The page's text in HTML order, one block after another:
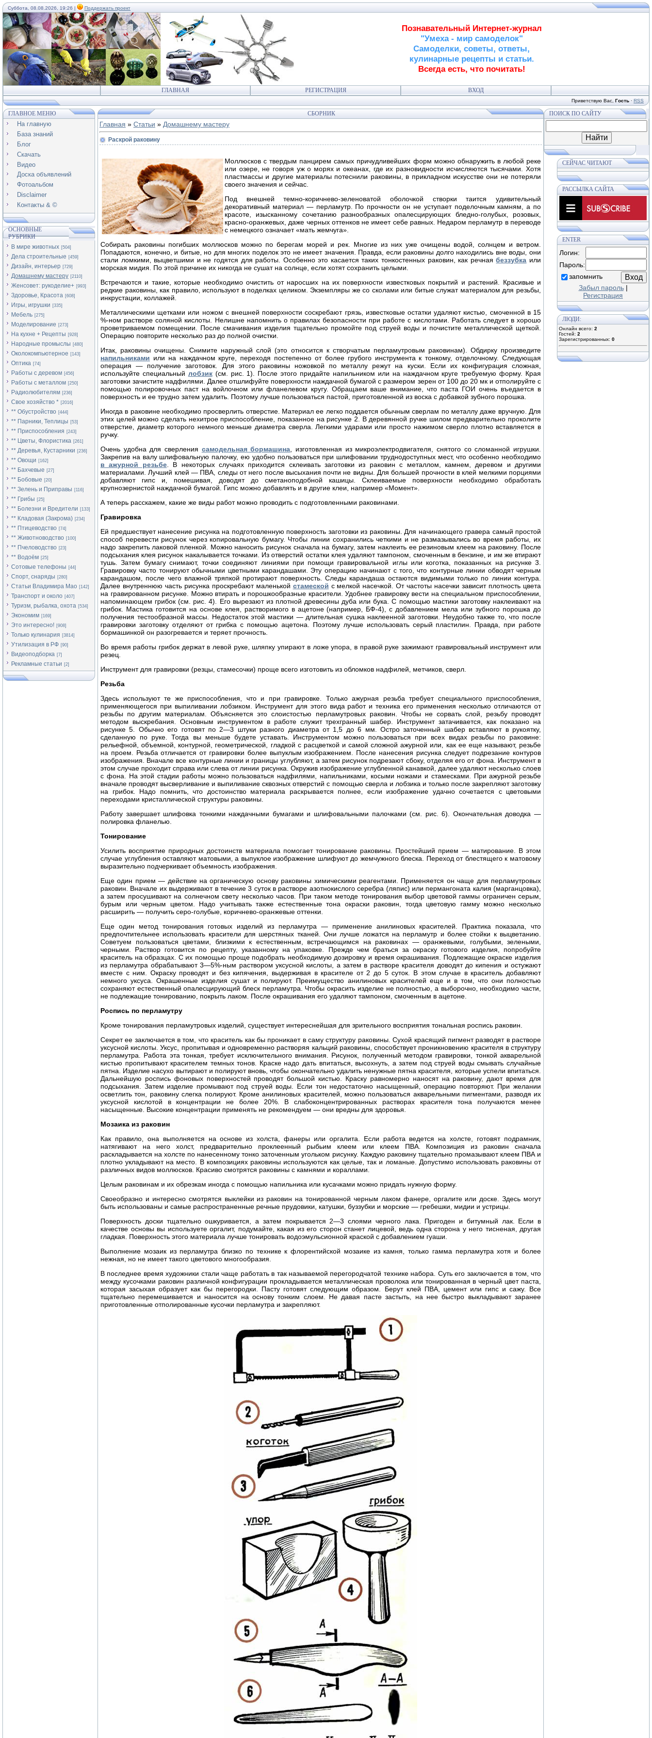
Суббота, 08.08.2026, 19:26 | Поддержать проект
Познавательный Интернет-журнал
"Умеха - мир самоделок"
Самоделки, советы, ответы,
кулинарные рецепты и статьи.
Всегда есть, что почитать!
ГЛАВНАЯ РЕГИСТРАЦИЯ ВХОД
Приветствую Вас Гость · RSS
ГЛАВНОЕ МЕНЮ
На главную
База знаний
Блог
Скачать
Видео
Доска объявлений
Фотоальбом
Disclaimer
Контакты & ©
ОСНОВНЫЕ
РУБРИКИ
В мире животных [504]
Дела строительные [459]
Дизайн, интерьер [729]
Домашнему мастеру [2110]
Женсовет: рукоделие+ [993]
Здоровье, Красота [608]
Игры, игрушки [335]
Мебель [275]
Моделирование [273]
На кухне + Рецепты [928]
Народные промыслы [480]
Околокомпьютерное [143]
Оптика [74]
Работы с деревом [456]
Работы с металлом [250]
Радиолюбителям [236]
Свое хозяйство * [2016]
** Обустройство [444]
** Парники, Теплицы [53]
** Приспособления [243]
** Цветы, Флористика [261]
** Деревья, Кустарники [236]
** Овощи [162]
** Бахчевые [27]
** Бобовые [20]
** Зелень и Приправы [116]
** Грибы [25]
** Болезни и Вредители [133]
** Кладовая (Закрома) [234]
** Птицеводство [74]
** Животноводство [100]
** Пчеловодство [23]
** Водоём [25]
Сотовые телефоны [44]
Спорт, снаряды [280]
Статьи Владимира Мао [142]
Транспорт и около [407]
Туризм, рыбалка, охота [534]
Экономим [169]
Это интересно! [908]
Только кулинария [3814]
Утилизация в РФ [90]
Видеоподборка [7]
Рекламные статьи [2]
СБОРНИК
Главная » Статьи » Домашнему мастеру
Раскрой раковину
Моллюсков с твердым панцирем самых причудливейших форм можно обнаружить в любой реке
или озере, не говоря уж о морях и океанах, где их разновидности исчисляются тысячами. Хотя
пластмассы и другие материалы потеснили раковины, в прикладном искусстве они не потеряли
своего значения и сейчас.
Под внешней темно-коричнево-зеленоватой оболочкой створки таится удивительный
декоративный материал — перламутр. По прочности он не уступает поделочным камням, а по
красоте, изысканному сочетанию разнообразных опалесцирующих бледно-голубых, розовых,
красно-оранжевых, даже черных оттенков не имеет себе равных. Недаром перламутр в переводе
с немецкого означает «мать жемчуга».
Собирать раковины погибших моллюсков можно по берегам морей и рек. Многие из них уже очищены водой, солнцем и ветром.
Попадаются, конечно, и битые, но для многих поделок это не имеет значения. Правда, если раковины долго находились вне воды, они
стали ломкими, выцветшими и не годятся для работы. Особенно это касается таких тонкостенных раковин, как речнаябеззубка или
морская мидия. По этой причине их никогда не сушат на солнце, если хотят сохранить целыми.
Встречаются и такие, которые необходимо очистить от наросших на их поверхности известковых покрытий и растений. Красивые и
редкие раковины, как правило, используют в поделках целиком. Экземпляры же со сколами или битые служат материалом для резьбы,
инкрустации, коллажей.
Металлическими щетками или ножом с внешней поверхности соскребают грязь, известковые остатки удаляют кистью, смоченной в 15
%-ном растворе соляной кислоты. Нелишне напомнить о правилах безопасности при работе с кислотами. Работать следует в хорошо
проветриваемом помещении. После смачивания изделия тщательно промойте под струей воды и почистите металлической щеткой.
Операцию повторите несколько раз до полной очистки.
Итак, раковины очищены. Снимите наружный слой (это относится к створчатым перламутровым раковинам). Обдирку произведите
напильниками или на наждачном круге, переходя постепенно от более грубого инструмента к тонкому, отделочному. Следующая
операция — получение заготовок. Для этого раковины ножовкой по металлу режут на куски. Если их конфигурация сложная,
используйте специальный лобзик(см. рис. 1). После этого придайте напильником или на наждачном круге требуемую форму. Края
заготовки зачистите надфилями. Далее отшлифуйте поверхности наждачной бумагой с размером зерен от 100 до 20 мк и отполируйте с
помощью полировочных паст на войлочном или фланелевом кругу. Обращаем ваше внимание, что паста ГОИ очень въедается в
поверхность и ее трудно затем удалить. Поэтому лучше пользоваться пастой, приготовленной из воска с добавкой зубного порошка.
Иногда в раковине необходимо просверлить отверстие. Материал ее легко поддается обычным сверлам по металлу даже вручную. Для
этих целей можно сделать нехитрое приспособление, показанное на рисунке 2. В деревянной ручке шилом предварительно проколите
отверстие, диаметр которого немного меньше диаметра сверла. Легкими ударами или просто нажимом сверло плотно вставляется в
ручку.
Очень удобна для сверления самодельная бормашина , изготовленная из микроэлектродвигателя, снятого со сломанной игрушки.
Закрепив на валу шлифовальную палочку, ею удобно пользоваться при шлифовании труднодоступных мест, что особенно необходимо
в ажурной резьбе. В некоторых случаях приходится склеивать заготовки из раковин с металлом, камнем, деревом и другими
материалами. Лучший клей — ПВА, следы от него после высыхания почти не видны. Для большей прочности в клей мелкими порциями
добавляют гипс и, помешивая, доводят до сметаноподобной кашицы. Склеиваемые поверхности необходимо обработать
крупнозернистой наждачной бумагой. Гипс можно добавлять и в другие клеи, например «Момент».
А теперь расскажем, какие же виды работ можно проводить с подготовленными раковинами.
Гравировка
Ей предшествует нанесение рисунка на подготовленную поверхность заготовки из раковины. Для начинающего гравера самый простой
способ перевести рисунок через копировальную бумагу. Чтобы линии сохранились четкими и не размазывались во время работы, их
надо закрепить лаковой пленкой. Можно наносить рисунок сначала на бумагу, затем наклеить ее резиновым клеем на раковину. После
подсыхания клея рисунок накалывается точками. Из отверстий остатки клея удаляют тампоном, смоченным в бензине, и им же втирают
тушь. Затем бумагу снимают, точки соединяют линиями при помощи гравировальной иглы или коготка, показанных на рисунке 3.
Гравировку часто тонируют обычными цветными карандашами. Эту операцию начинают с того, что контурные линии обводят черным
карандашом, после чего влажной тряпкой протирают поверхность. Следы карандаша остаются видимыми только по линии контура.
Далее внутреннюю часть рисунка проскребают маленькой стамеской с мелкой насечкой. От частоты насечки зависит плотность цвета
на гравированном рисунке. Можно втирать и порошкообразные красители. Удобнее гравировку вести на специальном приспособлении,
напоминающем грибок (см. рис. 4). Его вырезают из плотной древесины дуба или бука. С помощью мастики заготовку наклеивают на
грибок. Мастика готовится на основе клея, растворимого в ацетоне (например, БФ-4), с добавлением мела или зубного порошка до
получения тестообразной массы. Недостаток этой мастики — длительная сушка наклеенной заготовки. Неудобно также то, что после
гравировки заготовку отделяют от грибка с помощью ацетона. Поэтому лучше использовать серый пластилин. Правда, при работе
бормашинкой он разогревается и теряет прочность.
Во время работы грибок держат в левой руке, шляпку упирают в ложе упора, в правой руке зажимают гравировальный инструмент или
резец.
Инструмент для гравировки (резцы, стамесочки) проще всего изготовить из обломков надфилей, метчиков, сверл.
Резьба
Здесь используют те же приспособления, что и при гравировке. Только ажурная резьба требует специального приспособления,
применяющегося при выпиливании лобзиком. Инструмент для этого вида работ и техника его применения несколько отличаются от
резьбы по другим материалам. Объясняется это слоистостью перламутровых раковин. Чтобы не сорвать слой, резьбу проводят
методом выскребания. Основным инструментом в работе служит трехгранный шабер. Инструмент затачивается, как показано на
рисунке 5. Обычно его готовят по 2—3 штуки разного диаметра от 1,5 до 6 мм. Остро заточенный шабер вставляют в рукоятку,
сделанную по руке. Тогда вы меньше будете уставать. Инструментом можно пользоваться при всех видах резьбы по раковине:
рельефной, объемной, контурной, геометрической, гладкой с расцветкой и самой сложной ажурной или, как ее еще называют, резьбе
на проем. Резьба отличается от гравировки более выпуклым изображением. После нанесения рисунка следует подрезание контуров
изображения. Вначале все контурные линии и границы углубляют, а затем рисунок подрезают сбоку, отделяя его от фона. Инструмент в
этом случае проходит справа или слева от линии рисунка. Окружив изображение углубленной канавкой, далее удаляют несколько слоев
с фона. На этой стадии работы можно пользоваться надфилями, напильниками, косыми ножами и стамесками. При ажурной резьбе
вначале проводят высверливание и выпиливание сквозных отверстий с помощью сверла и лобзика и только после закрепляют заготовку
на грибок. Надо помнить, что достоинство материала раскрывается полнее, если изображение удачно сочетается с цветовыми
переходами кристаллической структуры раковины.
Работу завершает шлифовка тонкими наждачными бумагами и шлифовальными палочками (см. рис. 6). Окончательная доводка —
полировка фланелью.
Тонирование
Усилить восприятие природных достоинств материала помогает тонирование раковины. Простейший прием — матирование. В этом
случае углубления оставляют матовыми, а выпуклое изображение шлифуют до жемчужного блеска. Переход от блестящего к матовому
выразительно подчеркивает объемность изображения.
Еще один прием — действие на органическую основу раковины химическими реагентами. Применяется он чаще для перламутровых
раковин. Вначале их выдерживают в течение 3 суток в растворе азотнокислого серебра (ляпис) или пермангоната калия (марганцовка),
а затем просушивают на солнечном свету несколько часов. При таком методе тонирования выбор цветовой гаммы ограничен серым,
бурым или черным цветом. Надо учитывать также естественные тона окраски раковин, тогда цветовую гамму можно несколько
расширить — получить серо-голубые, коричнево-оранжевые оттенки.
Еще один метод тонирования готовых изделий из перламутра — применение анилиновых красителей. Практика показала, что
предпочтительнее использовать красители для шерстяных тканей. Они лучше ложатся на перламутр и более стойки к выцветанию.
Советуем пользоваться цветами, близкими к естественным, встречающимся на раковинах — оранжевыми, голубыми, зелеными,
черными. Раствор готовится по рецепту, указанному на упаковке. Прежде чем браться за окраску готового изделия, попробуйте
краситель на образцах. С их помощью проще подобрать необходимую дозировку и время окрашивания. Подлежащие окраске изделия
из перламутра обрабатывают 3—5%-ным раствором уксусной кислоты, а затем в растворе красителя доводят до кипения и остужают
вместе с ним. Окраску проводят и без кипячения, выдерживая в красителе от 2 до 5 суток. В этом случае в краситель добавляют
немного уксуса. Окрашенные изделия сушат и полируют. Преимущество анилиновых красителей еще и в том, что они полностью
сохраняют естественный опалесцирующий блеск перламутра. Чтобы окрасить изделие не полностью, а выборочно, необходимо части,
не подлежащие тонированию, покрыть лаком. После окрашивания его удаляют тампоном, смоченным в ацетоне.
Роспись по перламутру
Кроме тонирования перламутровых изделий, существует интереснейшая для зрительного восприятия тональная роспись раковин.
Секрет ее заключается в том, что краситель как бы проникает в саму структуру раковины. Сухой красящий пигмент разводят в растворе
уксусной кислоты. Уксус, пропитывая и одновременно растворяя кальций раковины, способствует проникновению красителя в структуру
перламутра. Работа эта тонкая, требует исключительного внимания. Рисунок, полученный методом гравировки, тонкой акварельной
кистью пропитывают красителем темных тонов. Краске надо дать впитаться, высохнуть, а затем под струей воды смывать случайные
пятна. Изделие насухо вытирают и полируют вновь, чтобы окончательно удалить ненужные пятна красителя, которые успели впитаться.
Дальнейшую роспись фоновых поверхностей проводят большой кистью. Краску равномерно наносят на раковину, дают время для
подсыхания. Затем изделие промывают под струей воды. Если тон недостаточно насыщенный, операцию повторяют. При желании
осветлить тон, раковину слегка полируют. Кроме анилиновых красителей, можно пользоваться акварельными пигментами, разводя их
уксусной кислотой в концентрации не более 20%. В слабоконцентрированных растворах красителя тона получаются менее
насыщенные. Высокие концентрации применять не рекомендуем — они вредны для здоровья.
Мозаика из раковин
Как правило, она выполняется на основе из холста, фанеры или оргалита. Если работа ведется на холсте, готовят подрамник,
натягивают на него холст, предварительно проклеенный рыбьим клеем или клеем ПВА. Композиция из раковин сначала
раскладывается на холсте по нанесенному тонко заточенным угольком рисунку. Каждую раковину тщательно промазывают клеем ПВА и
плотно укладывают на место. В композициях раковины используются как целые, так и ломаные. Допустимо использовать раковины от
различных видов моллюсков. Красиво смотрятся раковины с камнями и кораллами.
Целым раковинам и их обрезкам иногда с помощью напильника или кусачками можно придать нужную форму.
Своеобразно и интересно смотрятся выклейки из раковин на тонированной черным лаком фанере, оргалите или доске. Здесь могут
быть использованы и самые распространенные речные прудовики, катушки, буззубки и морские — гребешки, мидии и устрицы.
Поверхность доски тщательно ошкуривается, а затем покрывается 2—3 слоями черного лака. Пригоден и битумный лак. Если в
качестве основы вы используете оргалит, подумайте, какая из его сторон станет лицевой, ведь одна сторона у него тисненая, другая
гладкая. Поверхность этого материала лучше тонировать водоэмульсионной краской с добавлением гуаши.
Выполнение мозаик из перламутра близко по технике к флорентийской мозаике из камня, только гамма перламутра хотя и более
нежная, но не имеет такого цветового многообразия.
В последнее время художники стали чаще работать в так называемой перегородчатой технике набора. Суть его заключается в том, что
между кусочками раковин различной конфигурации прокладывается металлическая проволока или тонированная в черный цвет паста,
которая засыхая образует как бы перегородки. Пасту готовят следующим образом. Берут клей ПВА, цемент или гипс и сажу. Все
тщательно перемешивается и наносится на основу тонким слоем. Не давая пасте застыть, на нее быстро выкладывают заранее
приготовленные отполированные кусочки перламутра и закрепляют.
ПОИСК ПО САЙТУ
СЕЙЧАС ЧИТАЮТ
РАССЫЛКА САЙТА
ENTER
Логин:
Пароль:
запомнить
Забыл пароль|
Регистрация
ЛЮДИ:
Онлайн всего: 2
Гостей: 2
Зарегистрированных: 0